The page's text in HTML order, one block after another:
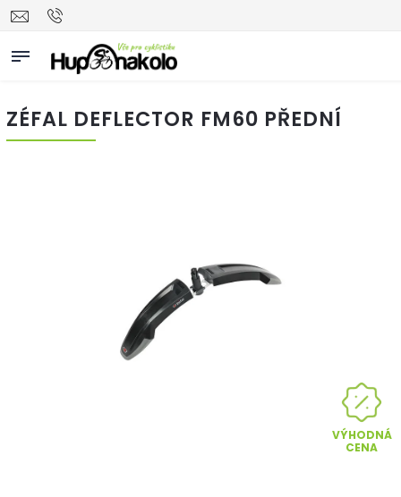
ZÉFAL DEFLECTOR FM60 PŘEDNÍ
VÝHODNÁ
CENA